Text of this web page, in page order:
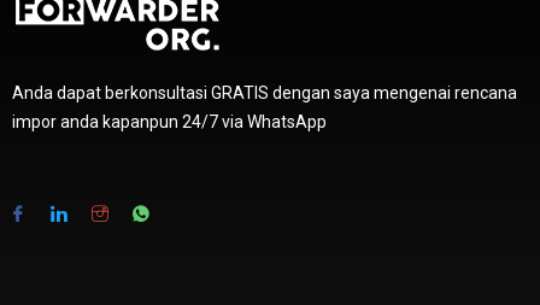
Anda dapat berkonsultasi GRATIS dengan saya mengenai rencana
impor anda kapanpun 24/7 via WhatsApp